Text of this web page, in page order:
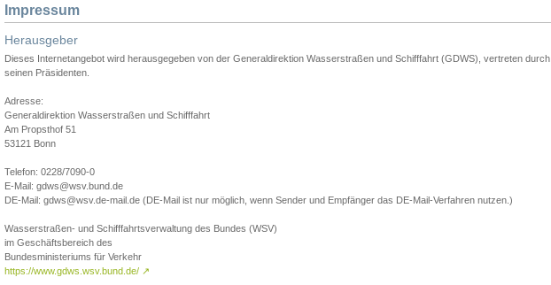
Impressum
Herausgeber
Dieses Internetangebot wird herausgegeben von der Generaldirektion Wasserstraßen und Schifffahrt (GDWS), vertreten durch
seinen Präsidenten.
Adresse:
Generaldirektion Wasserstraßen und Schifffahrt
Am Propsthof 51
53121 Bonn
Telefon: 0228/7090-0
E-Mail: gdws@wsv.bund.de
DE-Mail: gdws@wsv.de-mail.de (DE-Mail ist nur möglich, wenn Sender und Empfänger das DE-Mail-Verfahren nutzen.)
Wasserstraßen- und Schifffahrtsverwaltung des Bundes (WSV)
im Geschäftsbereich des
Bundesministeriums für Verkehr
https://www.gdws.wsv.bund.de/ ↗